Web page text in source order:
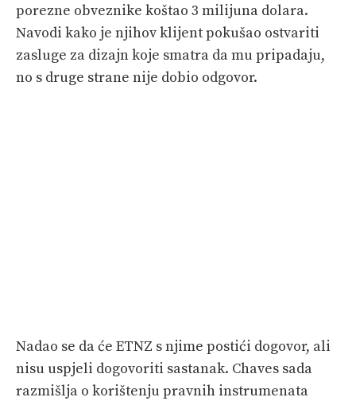
porezne obveznike koštao 3 milijuna dolara.
Navodi kako je njihov klijent pokušao ostvariti
zasluge za dizajn koje smatra da mu pripadaju,
no s druge strane nije dobio odgovor.
Nadao se da će ETNZ s njime postići dogovor, ali
nisu uspjeli dogovoriti sastanak. Chaves sada
razmišlja o korištenju pravnih instrumenata